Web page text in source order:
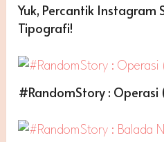
Yuk, Percantik Instagram
Tipografi!
#RandomStory : Operasi